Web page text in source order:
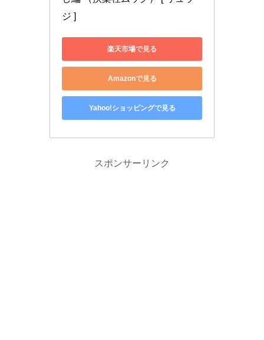
ジ ]
楽天市場で見る
Amazonで見る
Yahoo!ショッピングで見る
スポンサーリンク